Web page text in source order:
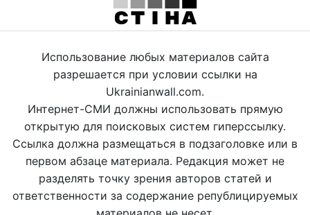
Использование любых материалов сайта
разрешается при условии ссылки на
Ukrainianwall.com.
Интернет-СМИ должны использовать прямую
открытую для поисковых систем гиперссылку.
Ссылка должна размещаться в подзаголовке или в
первом абзаце материала. Редакция может не
разделять точку зрения авторов статей и
ответственности за содержание републицируемых